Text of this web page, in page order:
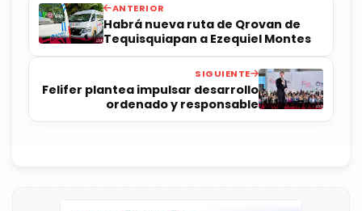
ANTERIOR
Habrá nueva ruta de Qrovan de
Tequisquiapan a Ezequiel Montes
SIGUIENTE
Felifer plantea impulsar desarrollo
ordenado y responsable